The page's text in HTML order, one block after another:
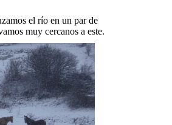
el río en un par de
muy cercanos a este.